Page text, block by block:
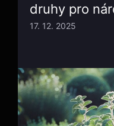
druhy pro
17. 12. 2025